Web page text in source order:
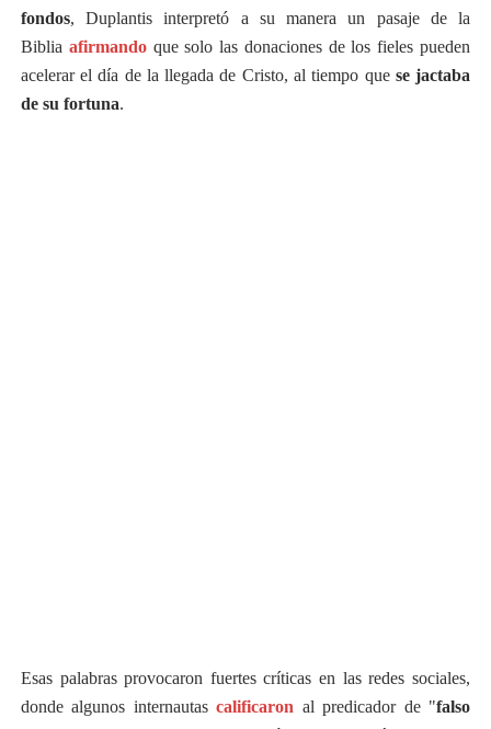
fondos, Duplantis interpretó a su manera un pasaje de la
Biblia afirmandoque solo las donaciones de los fieles pueden
acelerar el día de la llegada de Cristo, al tiempo que se jactaba
de su fortuna.
Esas palabras provocaron fuertes críticas en las redes sociales,
donde algunos internautascalificaron al predicador de "falso